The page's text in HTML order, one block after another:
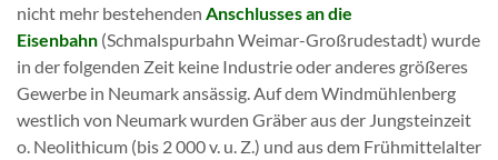
nicht mehr bestehenden Anschlusses an die
Eisenbahn (Schmalspurbahn Weimar-Großrudestadt) wurde
in der folgenden Zeit keine Industrie oder anderes größeres
Gewerbe in Neumark ansässig. Auf dem Windmühlenberg
westlich von Neumark wurden Gräber aus der Jungsteinzeit
o. Neolithicum (bis 2 000 v. u. Z.) und aus dem Frühmittelalter